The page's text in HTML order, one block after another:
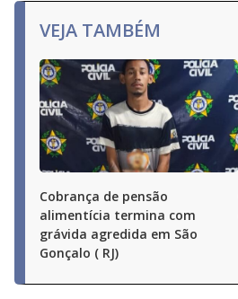
VEJA TAMBÉM
Cobrança de pensão
alimentícia termina com
grávida agredida em São
Gonçalo ( RJ)